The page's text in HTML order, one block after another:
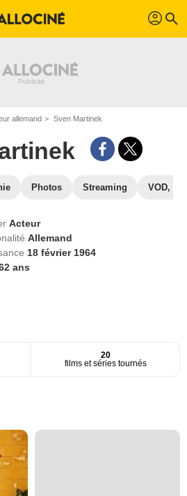
profil search
allemand Sven Martinek
Photos Streaming VOD,
Acteur
Allemand
18 février 1964
ans
20
films et séries tournés